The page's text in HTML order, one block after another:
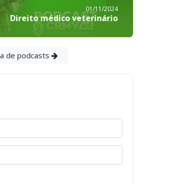
01/11/2024
Direito médico veterinário
de podcasts